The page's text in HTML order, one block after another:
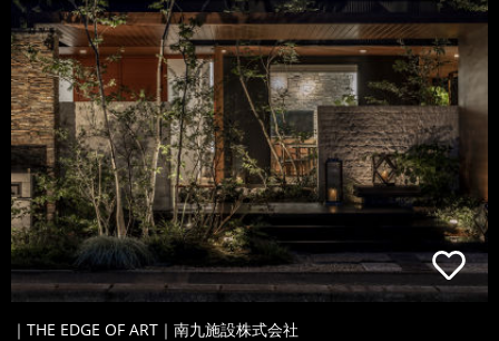
｜THE EDGE OF ART｜南九施設株式会社